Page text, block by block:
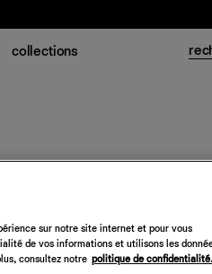
collections
Louelle Dress
248 €
sur notre site internet et pour vous
de vos informations et utilisons les
consultez notre politique de confidentialité.